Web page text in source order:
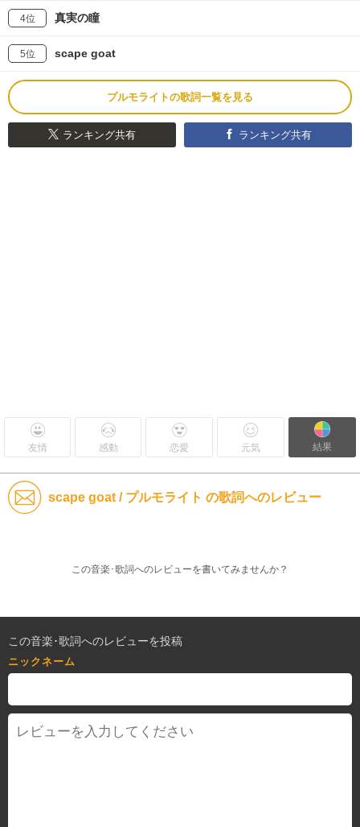
4位 真実の瞳
5位 scape goat
プルモライトの歌詞一覧を見る
ランキング共有 ランキング共有
友情 感動 恋愛 元気 結果
scape goat / プルモライト の歌詞へのレビュー
この音楽･歌詞へのレビューを書いてみませんか？
この音楽･歌詞へのレビューを投稿
ニックネーム